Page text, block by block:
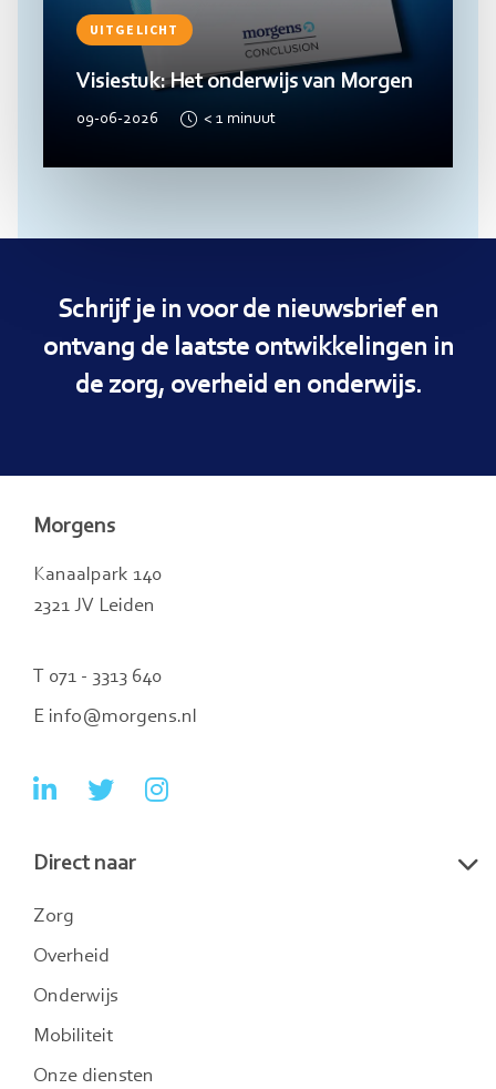
UITGELICHT
Visiestuk: Het onderwijs van Morgen
09-06-2026 < 1 minuut
Schrijf je in voor de nieuwsbrief en
ontvang de laatste ontwikkelingen in
de zorg, overheid en onderwijs.
Morgens
Kanaalpark 140
2321 JV Leiden
T 071 - 3313 640
E info@morgens.nl
Ga
LinkedIn
Ga
Twitter
Ga
Direct naar
Zorg
Overheid
Onderwijs
Mobiliteit
Onze diensten